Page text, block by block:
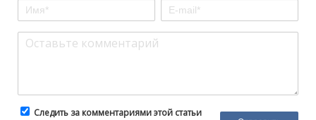
Следить за комментариями этой статьи